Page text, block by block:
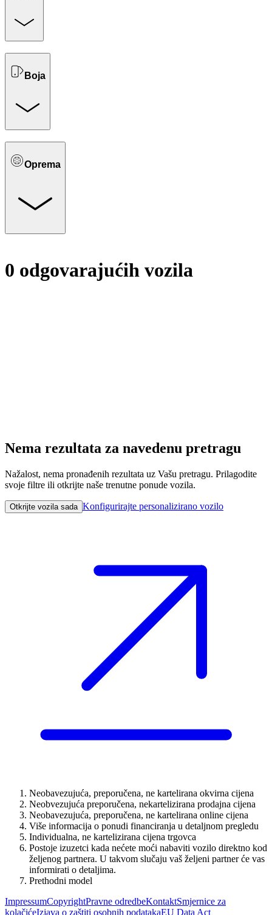
Boja
Oprema
0 odgovarajućih vozila
Nema rezultata za navedenu pretragu
Nažalost, nema pronađenih rezultata uz Vašu pretragu. Prilagodite
svoje filtre ili otkrijte naše trenutne ponude vozila.
Otkrijte vozila sada Konfigurirajte personalizirano vozilo
Neobavezujuća, preporučena, ne kartelirana okvirna cijena
Neobvezujuća preporučena, nekartelizirana prodajna cijena
Neobavezujuća, preporučena, ne kartelirana online cijena
Više informacija o ponudi financiranja u detaljnom pregledu
Individualna, ne kartelizirana cijena trgovca
Postoje izuzetci kada nećete moći nabaviti vozilo direktno kod
željenog partnera. U takvom slučaju vaš željeni partner će vas
informirati o detaljima.
Prethodni model
ImpressumCopyrightPravne odredbeKontaktSmjernice za
kolačićeIzjava o zaštiti osobnih podatakaEU Data Act